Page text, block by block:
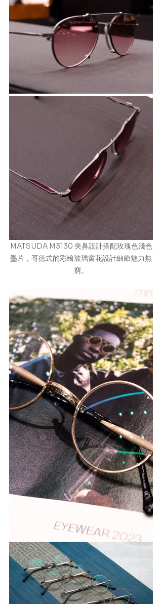
MATSUDA M3130 夾鼻設計搭配玫瑰色淺色
墨片，哥德式的彩繪玻璃窗花設計細節魅力無
窮。